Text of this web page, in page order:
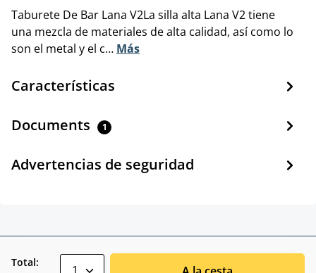
Taburete De Bar Lana V2La silla alta Lana V2 tiene
una mezcla de materiales de alta calidad, así como lo
son el metal y el c… Más
Características
Documents 1
Advertencias de seguridad
Total: